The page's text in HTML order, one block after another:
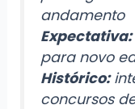
andamento
Expectativa:
para novo
Histórico:
concursos